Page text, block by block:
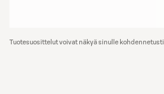
Tuotesuosittelut voivat näkyä sinulle kohdennetusti